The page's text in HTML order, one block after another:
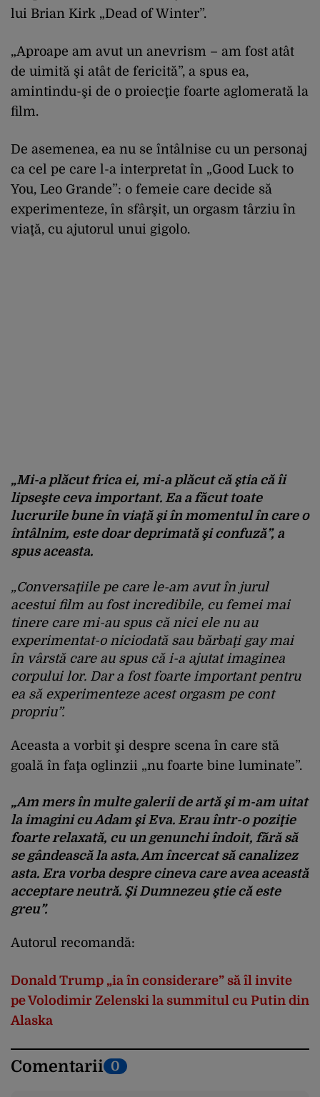
lui Brian Kirk „Dead of Winter”.
„Aproape am avut un anevrism – am fost atât
de uimită şi atât de fericită”, a spus ea,
amintindu-şi de o proiecţie foarte aglomerată la
film.
De asemenea, ea nu se întâlnise cu un personaj
ca cel pe care l-a interpretat în „Good Luck to
You, Leo Grande”: o femeie care decide să
experimenteze, în sfârşit, un orgasm târziu în
viaţă, cu ajutorul unui gigolo.
„Mi-a plăcut frica ei, mi-a plăcut că ştia că îi
lipseşte ceva important. Ea a făcut toate
lucrurile bune în viaţă şi în momentul în care o
întâlnim, este doar deprimată şi confuză”, a
spus aceasta.
„Conversaţiile pecare le-am avut în jurul
acestuifilm au fost incredibile, cu femei mai
tinerecare mi-au spus că nici elenu au
experimentat-o niciodată sau bărbaţigay mai
în vârstăcare au spus că i-a ajutat imaginea
corpuluilor. Dar a fost foarteimportant pentru
ea să experimenteze acestorgasm pe cont
propriu”.
Aceasta a vorbit şi despre scena în care stă
goală în faţa oglinzii „nu foarte bine luminate”.
„Am mers în multe galeriide artă şim-am uitat
la imaginicu Adam şiEva. Erau într-o poziţie
foarte relaxată, cu un genunchi îndoit, fără să
se gândeascăla asta. Am încercat să canalizez
asta. Era vorba despre cineva care avea această
acceptare neutră. Şi Dumnezeu ştie că este
greu”.
Autorul recomandă:
Donald Trump „ia în considerare” să îl invite
peVolodimir Zelenski la summitul cu Putin din
Alaska
Comentarii 0